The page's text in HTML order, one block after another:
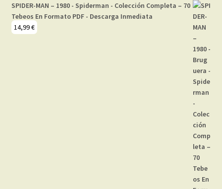
SPIDER-MAN – 1980 - Spiderman - Colección Completa – 70
Tebeos En Formato PDF - Descarga Inmediata
14,99€